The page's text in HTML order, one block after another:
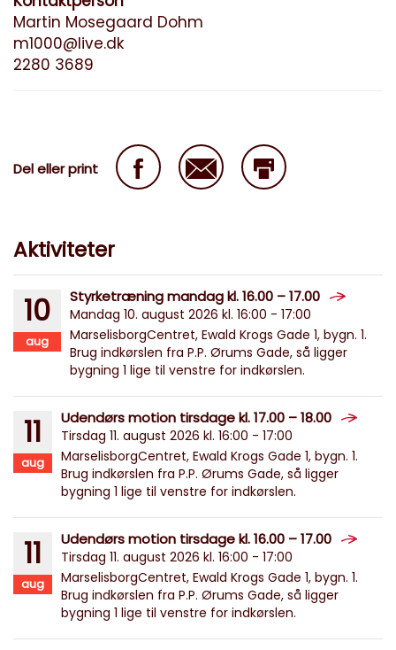
Martin Mosegaard Dohm
m1000@live.dk
2280 3689
Del eller print
Aktiviteter
10
aug
Styrketræning mandag kl. 16.00 – 17.00
Mandag 10. august 2026 kl. 16:00 - 17:00
MarselisborgCentret, Ewald Krogs Gade 1, bygn. 1.
Brug indkørslen fra P.P. Ørums Gade, så ligger
bygning 1 lige til venstre for indkørslen.
11
aug
Udendørs motion tirsdage kl. 17.00 – 18.00
Tirsdag 11. august 2026 kl. 16:00 - 17:00
MarselisborgCentret, Ewald Krogs Gade 1, bygn. 1.
Brug indkørslen fra P.P. Ørums Gade, så ligger
bygning 1 lige til venstre for indkørslen.
11
aug
Udendørs motion tirsdage kl. 16.00 – 17.00
Tirsdag 11. august 2026 kl. 16:00 - 17:00
MarselisborgCentret, Ewald Krogs Gade 1, bygn. 1.
Brug indkørslen fra P.P. Ørums Gade, så ligger
bygning 1 lige til venstre for indkørslen.